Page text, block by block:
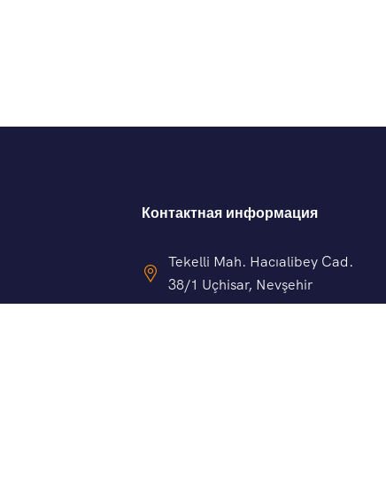
Контактная информация
Tekelli Mah. Hacıalibey Cad.
38/1 Uçhisar, Nevşehir